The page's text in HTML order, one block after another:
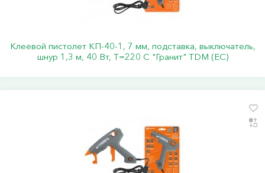
Клеевой пистолет КП-40-1, 7 мм, подставка, выключатель,
шнур 1,3 м, 40 Вт, Т=220 С "Гранит" TDM (ЕС)